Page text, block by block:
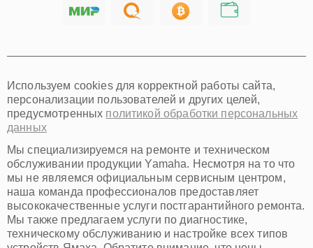
Хабаровск
Омск
Красноярск
Пермь
Ульяновск
Киров
Архангельск
Астрахань
Белгород
Благовещенск
Брянск
Владивосток
Используем cookies для корректной работы сайта,
персонализации пользователей и других целей,
предусмотренных политикой обработки персональных
данных
Мы специализируемся на ремонте и техническом
обслуживании продукции Yamaha. Несмотря на то что
мы не являемся официальным сервисным центром,
наша команда профессионалов предоставляет
высококачественные услуги постгарантийного ремонта.
Мы также предлагаем услуги по диагностике,
техническому обслуживанию и настройке всех типов